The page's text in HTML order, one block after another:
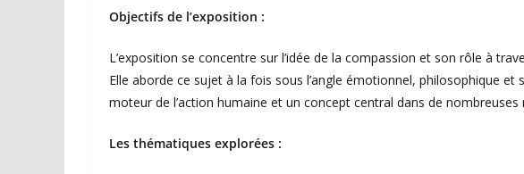
Objectifs de l’exposition :
L’exposition se concentre sur l’idée de la compassion et son rôle à
Elle aborde ce sujet à la fois sous l’angle émotionnel, philosophique
moteur de l’action humaine et un concept central dans de
Les thématiques explorées :